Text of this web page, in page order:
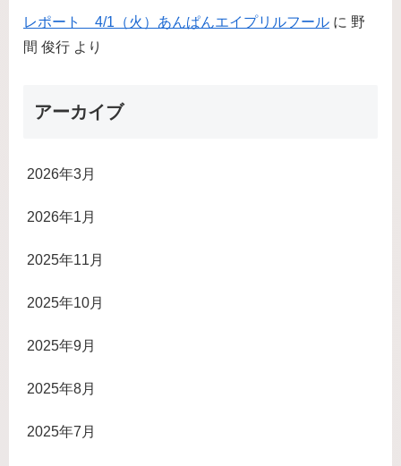
レポート 4/1（火）あんぱんエイプリルフール に 野
間 俊行 より
アーカイブ
2026年3月
2026年1月
2025年11月
2025年10月
2025年9月
2025年8月
2025年7月